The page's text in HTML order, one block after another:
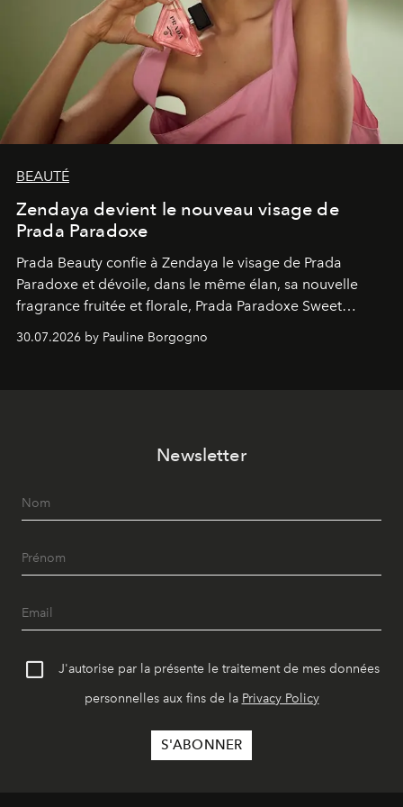
BEAUTÉ
Zendaya devient le nouveau visage de
Prada Paradoxe
Prada Beauty confie à Zendaya le visage de Prada
Paradoxe et dévoile, dans le même élan, sa nouvelle
fragrance fruitée et florale, Prada Paradoxe Sweet
30.07.2026 by Pauline Borgogno
Newsletter
J'autorise par la présente le traitement de mes données
personnelles aux fins de la Privacy Policy